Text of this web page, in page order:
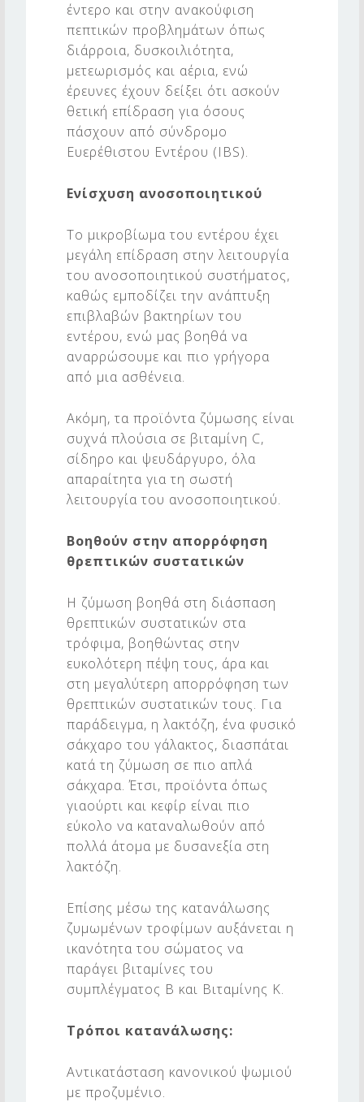
έντερο και στην ανακούφιση
πεπτικών προβλημάτων όπως
διάρροια, δυσκοιλιότητα,
μετεωρισμός και αέρια, ενώ
έρευνες έχουν δείξει ότι ασκούν
θετική επίδραση για όσους
πάσχουν από σύνδρομο
Ευερέθιστου Εντέρου (IBS).
Ενίσχυση ανοσοποιητικού
Το μικροβίωμα του εντέρου έχει
μεγάλη επίδραση στην λειτουργία
του ανοσοποιητικού συστήματος,
καθώς εμποδίζει την ανάπτυξη
επιβλαβών βακτηρίων του
εντέρου, ενώ μας βοηθά να
αναρρώσουμε και πιο γρήγορα
από μια ασθένεια.
Ακόμη, τα προϊόντα ζύμωσης είναι
συχνά πλούσια σε βιταμίνη C,
σίδηρο και ψευδάργυρο, όλα
απαραίτητα για τη σωστή
λειτουργία του ανοσοποιητικού.
Βοηθούν στην απορρόφηση
θρεπτικών συστατικών
Η ζύμωση βοηθά στη διάσπαση
θρεπτικών συστατικών στα
τρόφιμα, βοηθώντας στην
ευκολότερη πέψη τους, άρα και
στη μεγαλύτερη απορρόφηση των
θρεπτικών συστατικών τους. Για
παράδειγμα, η λακτόζη, ένα φυσικό
σάκχαρο του γάλακτος, διασπάται
κατά τη ζύμωση σε πιο απλά
σάκχαρα. Έτσι, προϊόντα όπως
γιαούρτι και κεφίρ είναι πιο
εύκολο να καταναλωθούν από
πολλά άτομα με δυσανεξία στη
λακτόζη.
Επίσης μέσω της κατανάλωσης
ζυμωμένων τροφίμων αυξάνεται η
ικανότητα του σώματος να
παράγει βιταμίνες του
συμπλέγματος Β και Βιταμίνης Κ.
Τρόποι κατανάλωσης:
Αντικατάσταση κανονικού ψωμιού
με προζυμένιο.